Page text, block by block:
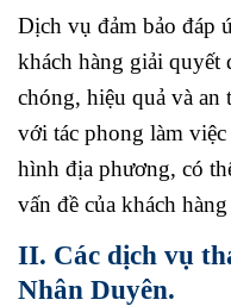
Dịch vụ đảm bảo đáp
khách hàng giải quyết
chóng, hiệu quả và
với tác phong làm
hình địa phương, có
vấn đề của khách
II. Các dịch vụ
Nhân Duyên.